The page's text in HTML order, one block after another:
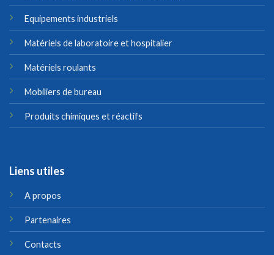
Equipements industriels
Matériels de laboratoire et hospitalier
Matériels roulants
Mobiliers de bureau
Produits chimiques et réactifs
Liens utiles
A propos
Partenaires
Contacts